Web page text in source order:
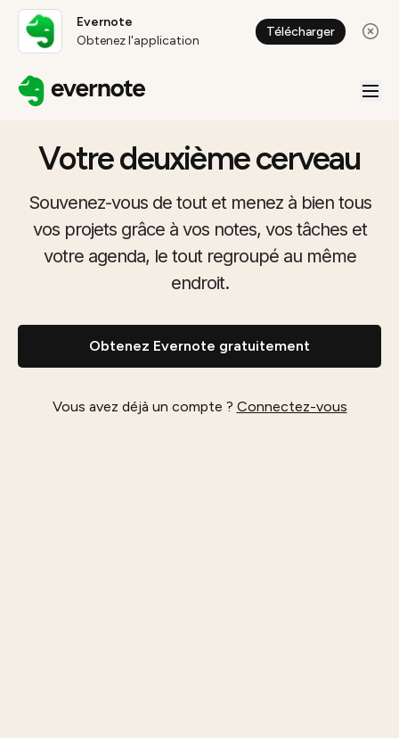
Evernote
Obtenez l'application
Télécharger
Votre deuxième cerveau
Souvenez-vous de tout et menez à bien tous
vos projets grâce à vos notes, vos tâches et
votre agenda, le tout regroupé au même
endroit.
Obtenez Evernote gratuitement
Vous avez déjà un compte ? Connectez-vous